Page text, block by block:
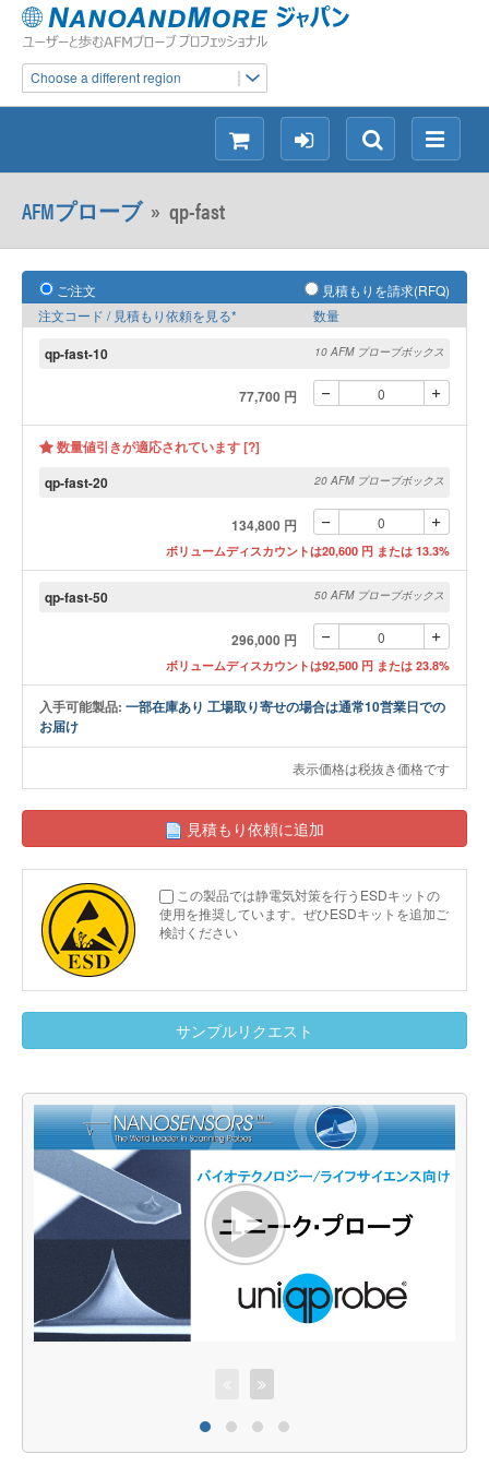
Choose a different region
メ
ニ
検
索
ロ
グ
シ
ョ
ン
AFMプローブ» qp-fast
ご注文
見積もりを請求(RFQ)
注文コード / 見積もり依頼を見る*
数量
qp-fast-10 10 AFM プローブボックス
77,700 円
数量値引きが適応されています [?]
qp-fast-20
20 AFM プローブボックス
134,800 円
ボリュームディスカウントは20,600 円 または 13.3%
qp-fast-50 50 AFM プローブボックス
296,000 円
ボリュームディスカウントは92,500 円 または 23.8%
入手可能製品: 一部在庫あり 工場取り寄せの場合は通常10営業日での
お届け
表示価格は税抜き価格です
見積もり依頼に追加
この製品では静電気対策を行うESDキットの
使用を推奨しています。ぜひESDキットを追加ご
検討ください
サンプルリクエスト